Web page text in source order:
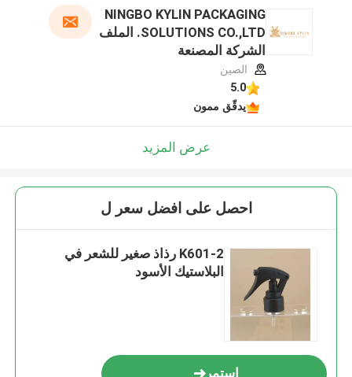
NINGBO KYLIN PACKAGING
SOLUTIONS CO.,LTD. الملف
الشركة المصنعة
الصين
5.0
يدقّق ممون
عرض المزيد
احصل على افضل سعر ل
K601-2 رذاذ صغير للشعر في
البلاستيك الأسود
استمر